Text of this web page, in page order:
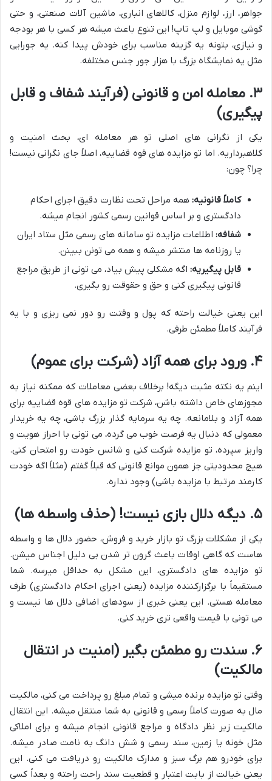
جواهر، ارز، لوازم منزل، کالاهای انباری، ماشین آلات صنعتی، و حتی
گوشی موبایل و لپ تاپ! این تنوع باعث میشه هر کسی با هر بودجه
و نیازی، بتونه یه گزینه مناسب برای خودش پیدا کنه. یه جورایی
مثل یه نمایشگاه بزرگ با هزار جور جنس مختلفه.
۳. معامله امن و قانونی (فرآیند شفاف و قابل
پیگیری)
یکی از نگرانی های اصلی تو هر معامله ای، بحث امنیت و
کلاهبرداریه. اما تو مزایده های قوه قضاییه، اصلاً جای نگرانی نیست!
چرا؟ چون:
کاملاً قانونیه: همه مراحل تحت نظارت دقیق اجرای احکام
دادگستری و بر اساس قوانین رسمی کشور انجام میشه.
شفافه: اطلاعات مزایده تو سامانه های رسمی مثل ستاد ایران
یا روزنامه ها منتشر میشه و همه می تونن ببینن.
قابل پیگیریه: اگه مشکلی پیش بیاد، می تونی از طریق مراجع
قانونی پیگیری کنی و حق و حقوقت رو بگیری.
این یعنی خیالت راحته که پول و وقتت رو دور نمی ریزی و با یه
فرآیند کاملاً مطمئن طرفی.
۴. ورود برای همه آزاد (شرکت برای عموم)
اینم یه نکته مثبت دیگه! برخلاف بعضی معاملات که ممکنه نیاز به
مجوزهای خاص داشته باشن، شرکت تو مزایده های قوه قضاییه برای
همه آزاد و بلامانعه. چه یه سرمایه گذار بزرگ باشی، چه یه خریدار
معمولی که دنبال یه فرصت خوب می گرده، می تونی با احراز هویت و
واریز سپرده، تو مزایده شرکت کنی و شانس خودت رو امتحان کنی.
هیچ محدودیتی جز همون موانع قانونی که قبلاً گفتم (مثلاً اگه خودت
کارمند مرتبط با مزایده باشی) وجود نداره.
۵. دیگه دلال بازی نیست! (حذف واسطه ها)
یکی از مشکلات بزرگ تو بازار خرید و فروش، حضور دلال ها و واسطه
هاست که گاهی اوقات باعث گرون تر شدن بی دلیل اجناس میشن.
تو مزایده های دادگستری، این مشکل به حداقل میرسه. شما
مستقیماً با برگزارکننده مزایده (یعنی اجرای احکام دادگستری) طرف
معامله هستی. این یعنی خبری از سودهای اضافی دلال ها نیست و
می تونی با قیمت واقعی تری خرید کنی.
۶. سندت رو مطمئن بگیر (امنیت در انتقال
مالکیت)
وقتی تو مزایده برنده میشی و تمام مبلغ رو پرداخت می کنی، مالکیت
مال به صورت کاملاً رسمی و قانونی به شما منتقل میشه. این انتقال
مالکیت زیر نظر دادگاه و مراجع قانونی انجام میشه و برای املاکی
مثل خونه یا زمین، سند رسمی و شش دانگ به نامت صادر میشه.
برای خودرو هم برگ سبز و مدارک مالکیت رو دریافت می کنی. این
یعنی خیالت از بابت اعتبار و قطعیت سند راحت راحته و بعداً کسی